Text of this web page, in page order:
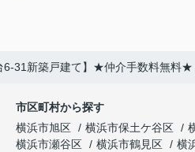
6-31新築戸建て】★仲介手数料無料★
市区町村から探す
横浜市旭区
横浜市保土ケ谷区
横浜市瀬谷区
横浜市鶴見区 横